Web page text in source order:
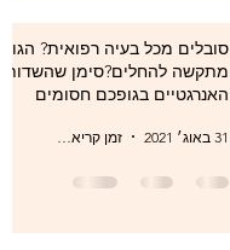
סובלים מכל בעיה רפואית? הגוף
מתקשה להחלים?סימן שהשדות
האנרגטיים בגופכם חסומים
31 באוג׳ 2021